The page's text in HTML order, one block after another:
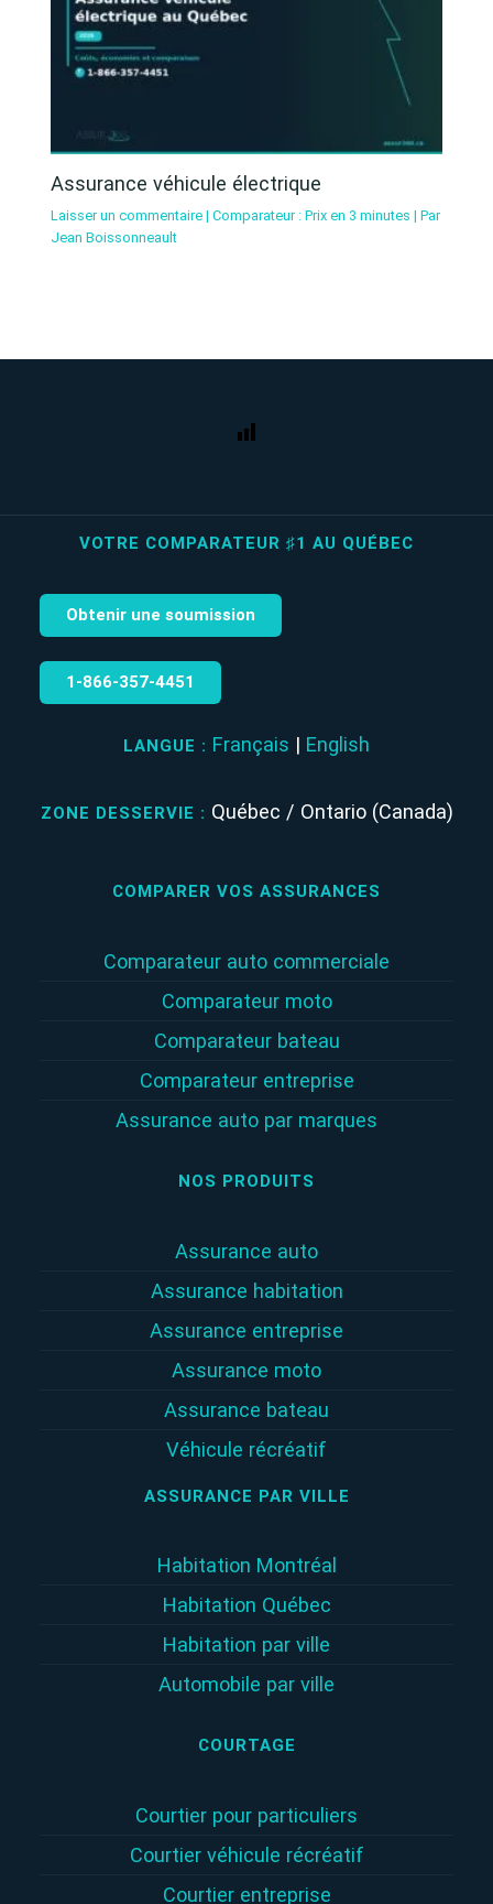
Assurance véhicule électrique
Laisser un commentaire | Comparateur : Prix en 3 minutes | Par
Jean Boissonneault
VOTRE COMPARATEUR ♯1 AU QUÉBEC
Obtenir une soumission
1‑866‑357‑4451
LANGUE : Français | English
ZONE DESSERVIE : Québec / Ontario (Canada)
COMPARER VOS ASSURANCES
Comparateur auto commerciale
Comparateur moto
Comparateur bateau
Comparateur entreprise
Assurance auto par marques
NOS PRODUITS
Assurance auto
Assurance habitation
Assurance entreprise
Assurance moto
Assurance bateau
Véhicule récréatif
ASSURANCE PAR VILLE
Habitation Montréal
Habitation Québec
Habitation par ville
Automobile par ville
COURTAGE
Courtier pour particuliers
Courtier véhicule récréatif
Courtier entreprise